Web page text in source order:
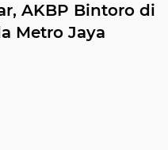
AKBP Bintoro di
Metro Jaya